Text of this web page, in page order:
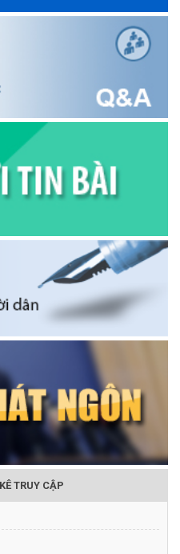
TRUY CẬP